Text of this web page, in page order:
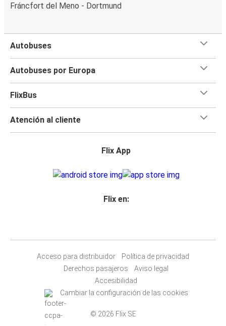
Fráncfort del Meno - Dortmund
Autobuses
Autobuses por Europa
FlixBus
Atención al cliente
Flix App
Flix en:
Acceso para distribuidor
Política de privacidad
Derechos pasajeros
Aviso legal
Accesibilidad
Cambiar la configuración de las cookies
© 2026 Flix SE